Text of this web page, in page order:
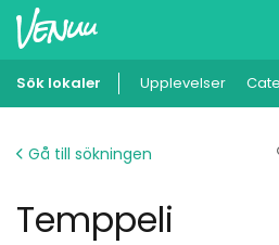
Sök lokaler Upplevelser
Gå till sökningen
Temppeli